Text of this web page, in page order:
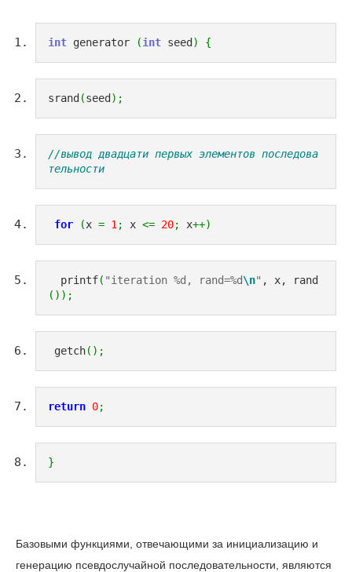
int generator (int seed ) {
srand (seed ) ;
//вывод двадцати первых элементов последова
тельности
for (x = 1 ; x <= 20; x++)
  printf
( "iteration %d, rand=%d\n" , x, rand
( ) ) ;
getch( ) ;
return 0;
}
Базовыми функциями, отвечающими за инициализацию и
генерацию псевдослучайной последовательности, являются